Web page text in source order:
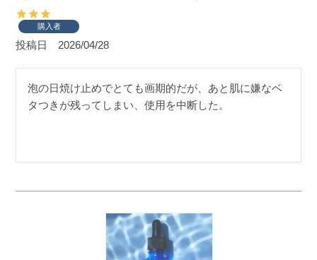
購入者
投稿日 2026/04/28
泡の日焼け止めでとても画期的だが、あと肌に嫌なベ
タつきが残ってしまい、使用を中断した。